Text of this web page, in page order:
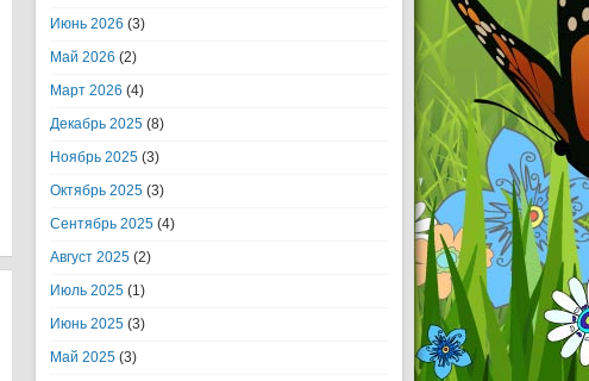
Июнь 2026 (3)
Май 2026 (2)
Март 2026 (4)
Декабрь 2025 (8)
Ноябрь 2025 (3)
Октябрь 2025 (3)
Сентябрь 2025 (4)
Август 2025 (2)
Июль 2025 (1)
Июнь 2025 (3)
Май 2025 (3)